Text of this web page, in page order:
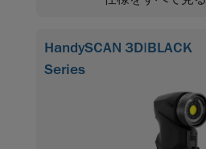
HandySCAN 3D|BLACK
Series